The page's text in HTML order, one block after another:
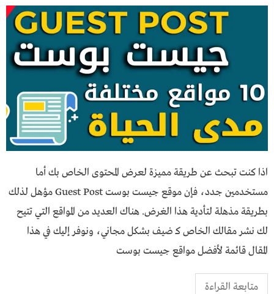
اذا كنت تبحث عن طريقة مميزة لعرض المحتوى الخاص بك أما
مستخدمين جدد، فإن موقع جيست بوست Guest Post مؤهل لذلك
بطريقة مذهلة لتأدية هذا الغرض. هناك العديد من المواقع التي تتيح
لك نشر مقالك الخاص كـ ضيف بشكل مجاني، ونوفر إليك في هذا
المقال قائمة لأفضل مواقع جيست بوست
متابعة القراءة